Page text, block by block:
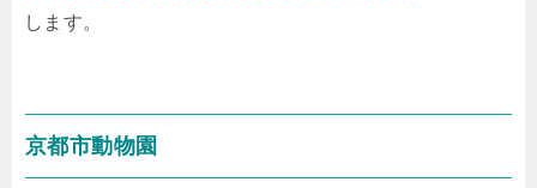
します。
京都市動物園